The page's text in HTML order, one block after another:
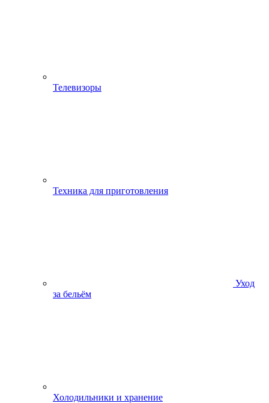
Телевизоры
Техника для приготовления
Уход
за бельём
Холодильники и хранение